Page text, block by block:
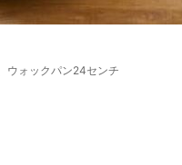
ウォックパン24センチ